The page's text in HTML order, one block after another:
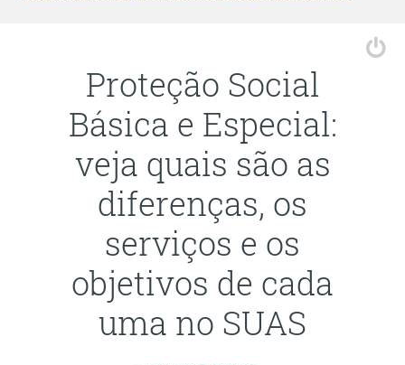
Proteção Social
Básica e Especial:
veja quais são as
diferenças, os
serviços e os
objetivos de cada
uma no SUAS